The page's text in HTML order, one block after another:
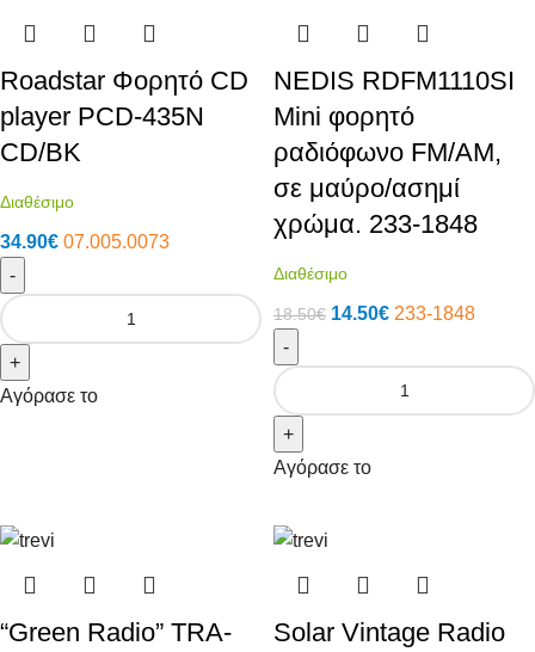
Roadstar Φορητό CD
player PCD-435N
CD/BK
Διαθέσιμο
34.90€ 07.005.0073
-
+
Αγόρασε το
NEDIS RDFM1110SI
Μini φορητό
ραδιόφωνο FM/ΑΜ,
σε μαύρο/ασημί
χρώμα. 233-1848
Διαθέσιμο
18.50€ 14.50€ 233-1848
-
+
Αγόρασε το
“Green Radio” TRA-
Solar Vintage Radio